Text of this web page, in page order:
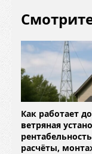
Как работает
ветряная
расчёты,